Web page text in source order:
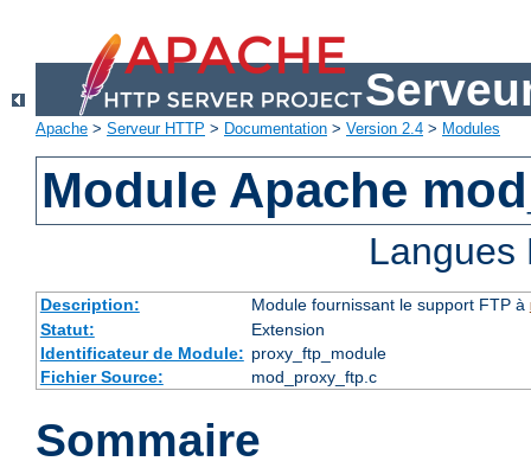
Apache > Serveur HTTP > Documentation > Version 2.4 > Modules
Module Apache
Description: Module fournissant le support FTP à
Statut:
Extension
Identificateur de Module: proxy_ftp_module
Fichier Source:
mod_proxy_ftp.c
Sommaire